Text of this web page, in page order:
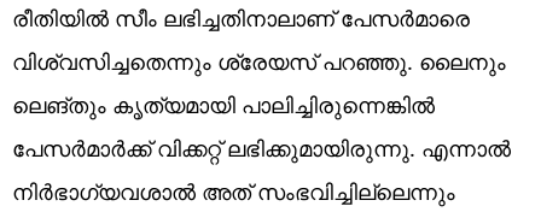
രീതിയിൽ സീം ലഭിച്ചതിനാലാണ് പേസർമാരെ
വിശ്വസിച്ചതെന്നും ശ്രേയസ്‌ പറഞ്ഞു. ലൈനും
ലെങ്തും കൃത്യമായി പാലിച്ചിരുന്നെങ്കിൽ
പേസർമാർക്ക് വിക്കറ്റ് ലഭിക്കുമായിരുന്നു. എന്നാൽ
നിർഭാഗ്യവശാൽ അത് സംഭവിച്ചില്ലെന്നും